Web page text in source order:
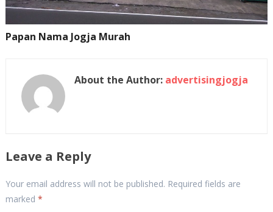
Papan Nama Jogja Murah
About the Author: advertisingjogja
Leave a Reply
Your email address will not be published. Required fields are
marked *